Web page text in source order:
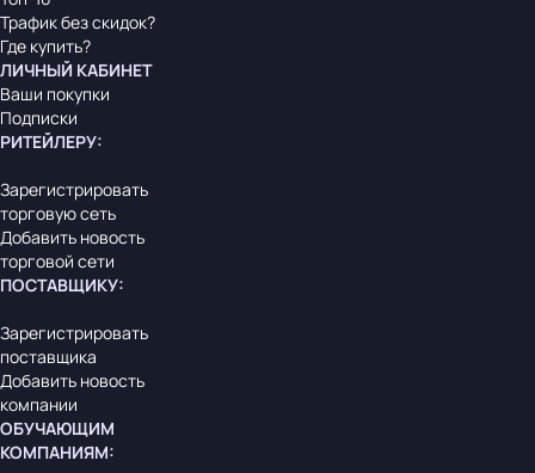
Трафик без скидок?
Где купить?
ЛИЧНЫЙ КАБИНЕТ
Ваши покупки
Подписки
РИТЕЙЛЕРУ:
Зарегистрировать
торговую сеть
Добавить новость
торговой сети
ПОСТАВЩИКУ:
Зарегистрировать
поставщика
Добавить новость
компании
ОБУЧАЮЩИМ
КОМПАНИЯМ: